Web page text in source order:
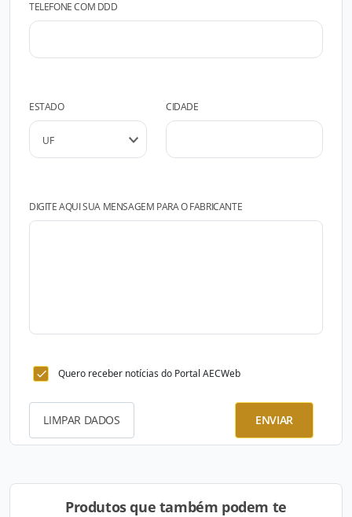
TELEFONE COM DDD
ESTADO CIDADE
DIGITE AQUI SUA MENSAGEM PARA O FABRICANTE
Quero receber notícias do Portal AECWeb
LIMPAR DADOS ENVIAR
Produtos que também podem te